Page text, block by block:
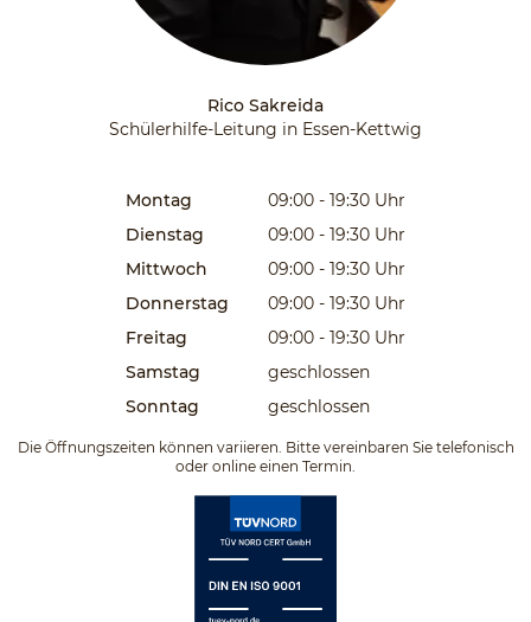
Rico Sakreida
Schülerhilfe-Leitung in Essen-Kettwig
Montag 09:00 - 19:30 Uhr
Dienstag
09:00 - 19:30 Uhr
Mittwoch
09:00 - 19:30 Uhr
Donnerstag
09:00 - 19:30 Uhr
Freitag
09:00 - 19:30 Uhr
Samstag
geschlossen
Sonntag
geschlossen
Die Öffnungszeiten können variieren. Bitte vereinbaren Sie telefonisch
oder online einen Termin.